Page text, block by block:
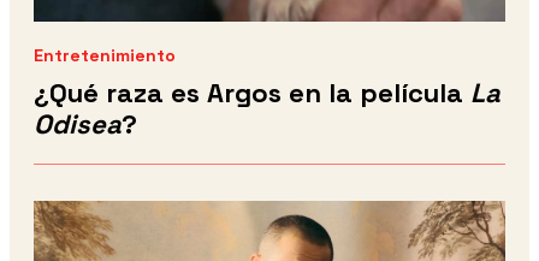
Entretenimiento
¿Qué raza es Argos en la película La
Odisea?